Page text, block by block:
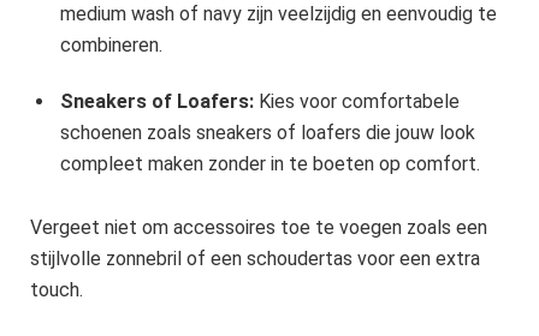
medium wash of navy zijn veelzijdig en eenvoudig te
combineren.
Sneakers of Loafers: Kies voor comfortabele
schoenen zoals sneakers of loafers die jouw look
compleet maken zonder in te boeten op comfort.
Vergeet niet om accessoires toe te voegen zoals een
stijlvolle zonnebril of een schoudertas voor een extra
touch.